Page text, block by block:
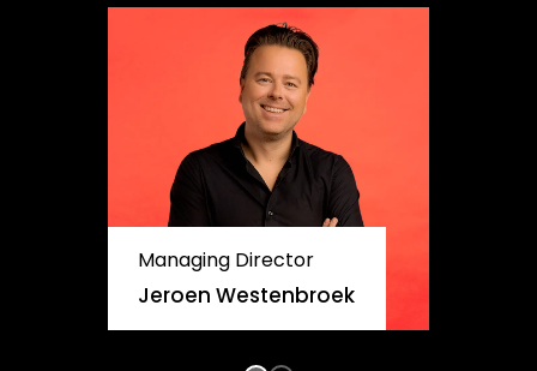
Managing Director
Jeroen Westenbroek